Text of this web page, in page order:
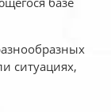
ситуациях,